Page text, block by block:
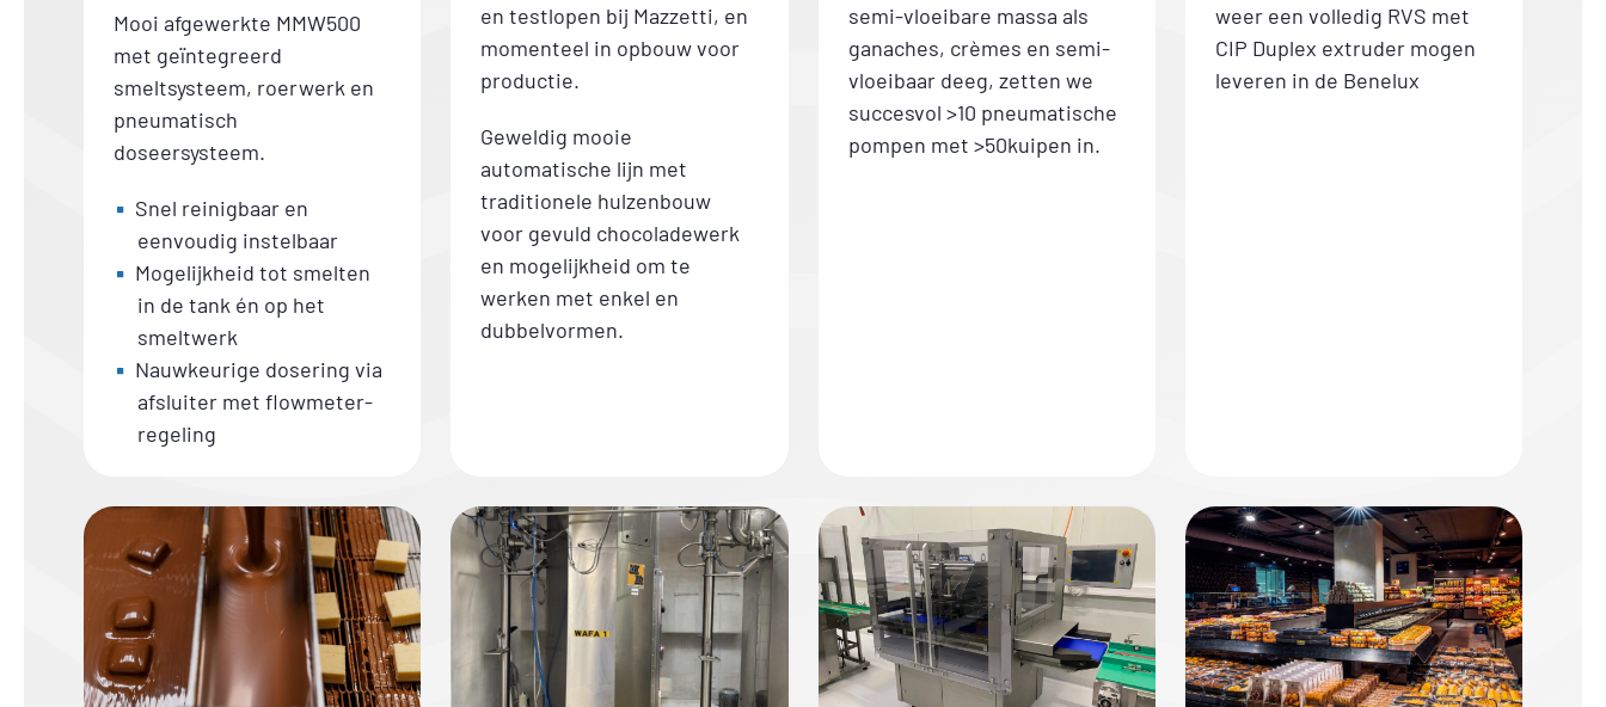
Mooi afgewerkte MMW500
met geïntegreerd
smeltsysteem, roerwerk en
pneumatisch
doseersysteem.
Snel reinigbaar en
eenvoudig instelbaar
Mogelijkheid tot smelten
in de tank én op het
smeltwerk
Nauwkeurige dosering via
afsluiter met flowmeter-
regeling
en testlopen bij Mazzetti, en
momenteel in opbouw voor
productie.
Geweldig mooie
automatische lijn met
traditionele hulzenbouw
voor gevuld chocoladewerk
en mogelijkheid om te
werken met enkel en
dubbelvormen.
semi-vloeibare massa als
ganaches, crèmes en semi-
vloeibaar deeg, zetten we
succesvol >10 pneumatische
pompen met >50kuipen in.
weer een volledig RVS met
CIP Duplex extruder mogen
leveren in de Benelux